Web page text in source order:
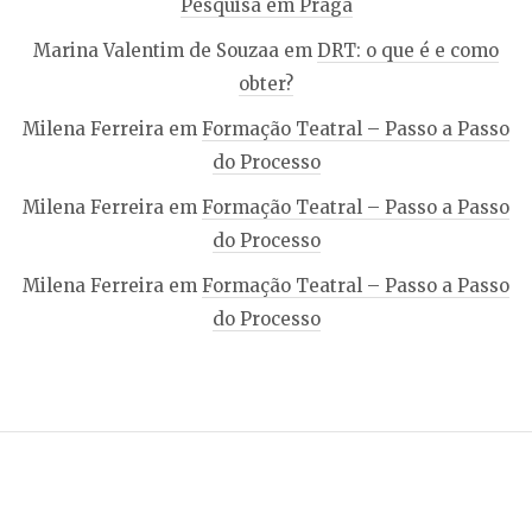
Pesquisa em Praga
Marina Valentim de Souzaa em DRT: o que é e como
obter?
Milena Ferreira em Formação Teatral – Passo a Passo
do Processo
Milena Ferreira em Formação Teatral – Passo a Passo
do Processo
Milena Ferreira em Formação Teatral – Passo a Passo
do Processo